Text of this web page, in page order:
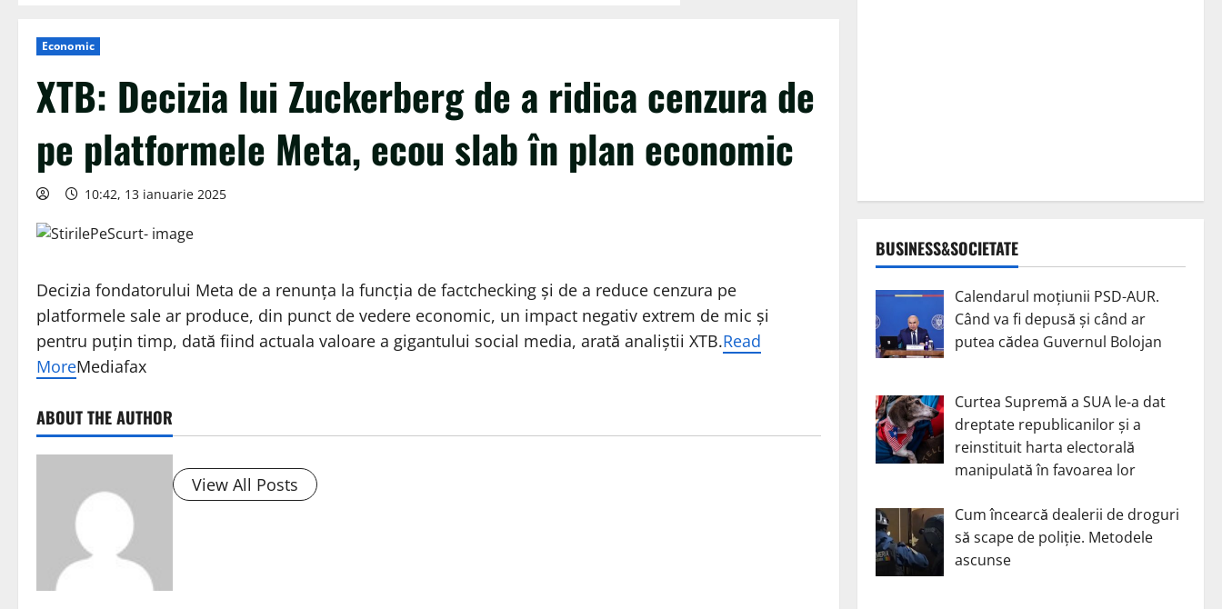
Economic
XTB: Decizia lui Zuckerberg de a ridica cenzura de
pe platformele Meta, ecou slab în plan economic
10:42, 13 ianuarie 2025
Decizia fondatorului Meta de a renunţa la funcţia de factchecking şi de a reduce cenzura pe
platformele sale ar produce, din punct de vedere economic, un impact negativ extrem de mic şi
pentru puţin timp, dată fiind actuala valoare a gigantului social media, arată analiştii XTB.Read
MoreMediafax
ABOUT THE AUTHOR
View All Posts
BUSINESS&SOCIETATE
Calendarul moțiunii PSD-AUR.
Când va fi depusă și când ar
putea cădea Guvernul Bolojan
Curtea Supremă a SUA le-a dat
dreptate republicanilor și a
reinstituit harta electorală
manipulată în favoarea lor
Cum încearcă dealerii de droguri
să scape de poliție. Metodele
ascunse